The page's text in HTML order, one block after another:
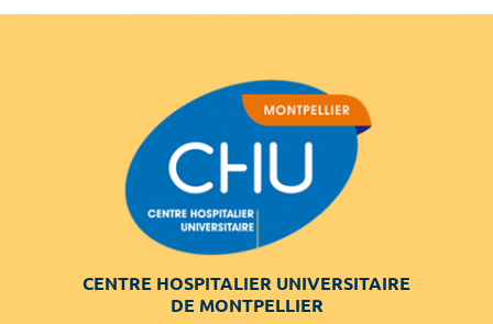
CENTRE HOSPITALIER UNIVERSITAIRE
DE MONTPELLIER